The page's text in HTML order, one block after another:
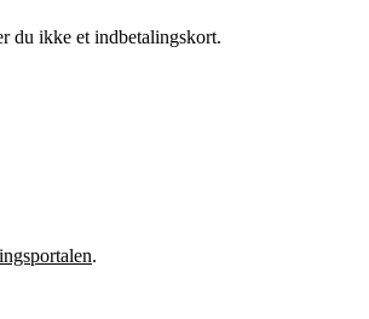
du ikke et indbetalingskort.
.